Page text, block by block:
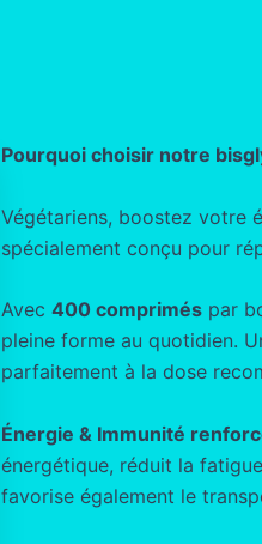
Pourquoi choisir notre
Végétariens, boostez votre
spécialement conçu pour
Avec400 comprimés par
pleine forme au quotidien.
parfaitement à la dose
Énergie & Immunité
énergétique, réduit la
favorise également le